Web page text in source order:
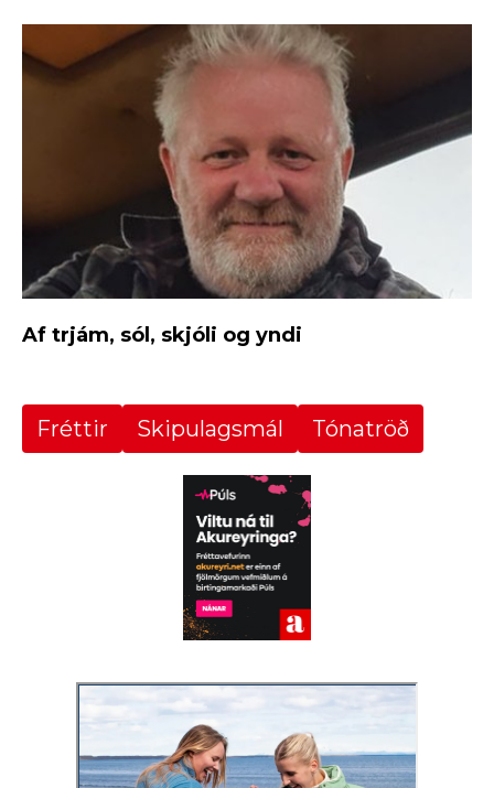
Af trjám, sól, skjóli og yndi
Fréttir Skipulagsmál Tónatröð